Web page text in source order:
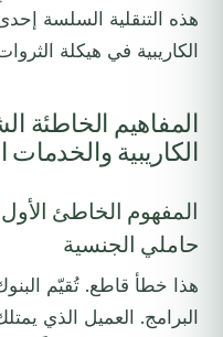
هذه التنقلية السلسة
الكاريبية في هيكلة
المفاهيم الخاطئة
الكاريبية
المفهوم الخاطئ
حاملي الجنسية
هذا خطأ قاطع. تُقيّم
البرامج. العميل الذي